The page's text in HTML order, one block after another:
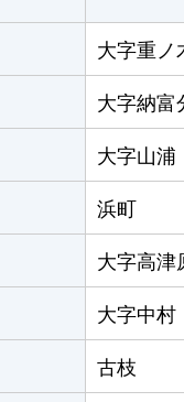
大字重ノ
大字納富
大字山浦
浜町
大字高津
大字中村
古枝